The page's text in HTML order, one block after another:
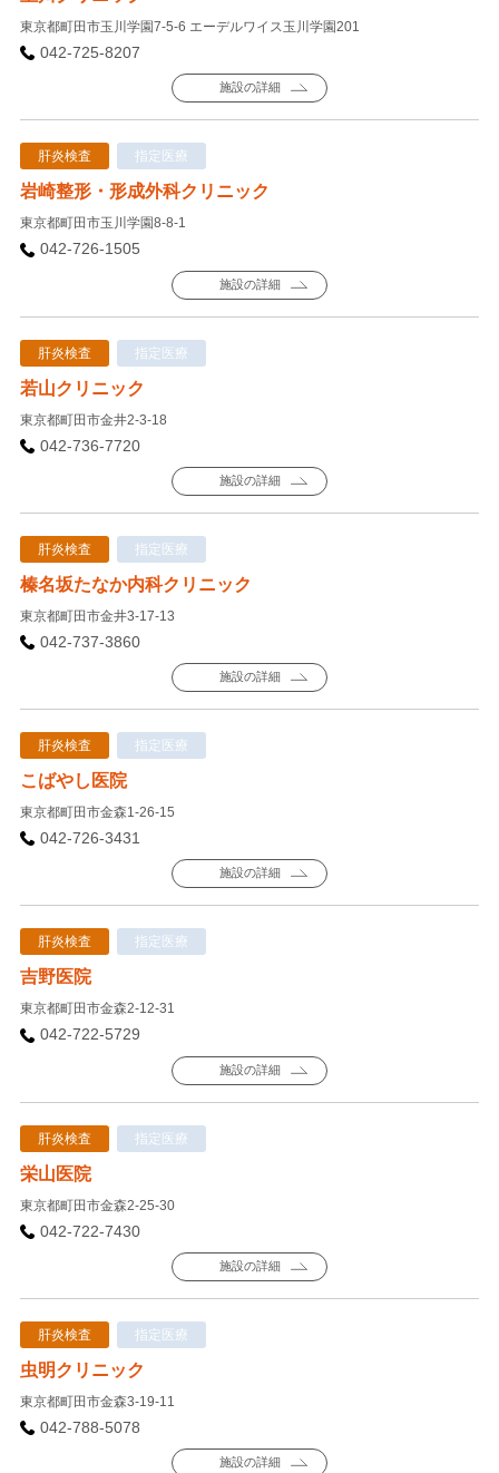
東京都町田市玉川学園7-5-6 エーデルワイス玉川学園201
042-725-8207
施設の詳細
肝炎検査 指定医療
岩崎整形・形成外科クリニック
東京都町田市玉川学園8-8-1
042-726-1505
施設の詳細
肝炎検査 指定医療
若山クリニック
東京都町田市金井2-3-18
042-736-7720
施設の詳細
肝炎検査 指定医療
榛名坂たなか内科クリニック
東京都町田市金井3-17-13
042-737-3860
施設の詳細
肝炎検査 指定医療
こばやし医院
東京都町田市金森1-26-15
042-726-3431
施設の詳細
肝炎検査 指定医療
吉野医院
東京都町田市金森2-12-31
042-722-5729
施設の詳細
肝炎検査 指定医療
栄山医院
東京都町田市金森2-25-30
042-722-7430
施設の詳細
肝炎検査 指定医療
虫明クリニック
東京都町田市金森3-19-11
042-788-5078
施設の詳細